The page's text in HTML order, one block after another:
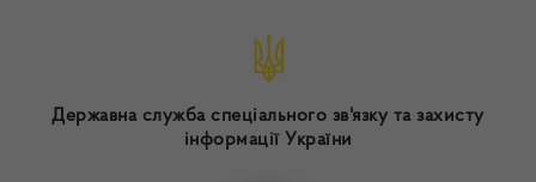
Державна служба спеціального зв'язку та захисту
інформації України